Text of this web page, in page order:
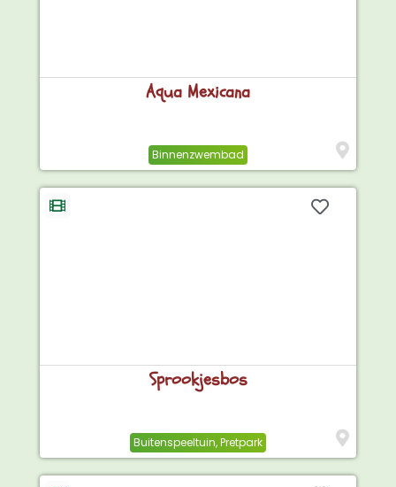
Aqua Mexicana
Binnenzwembad
Sprookjesbos
Buitenspeeltuin,Pretpark